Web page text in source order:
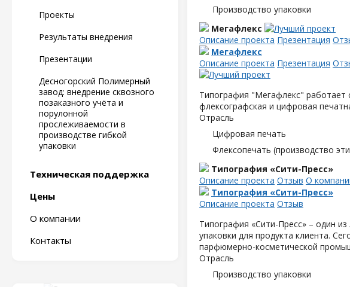
Проекты
Результаты внедрения
Презентации
Десногорский Полимерный
завод: внедрение сквозного
позаказного учёта и
порулонной
прослеживаемости в
производстве гибкой
упаковки
Техническая поддержка
Цены
О компании
Контакты
Производство упаковки
Мегафлекс
Описание проекта Презентация
Мегафлекс
Описание проекта Презентация
Типография "Мегафлекс" работает
флексографская и цифровая
Отрасль
Цифровая печать
Флексопечать (производство
Типография «Сити-Пресс»
Описание проекта Отзыв О
Типография «Сити-Пресс»
Описание проекта Отзыв
Типография «Сити-Пресс» – один
упаковки для продукта клиента.
парфюмерно-косметической
Отрасль
Производство упаковки